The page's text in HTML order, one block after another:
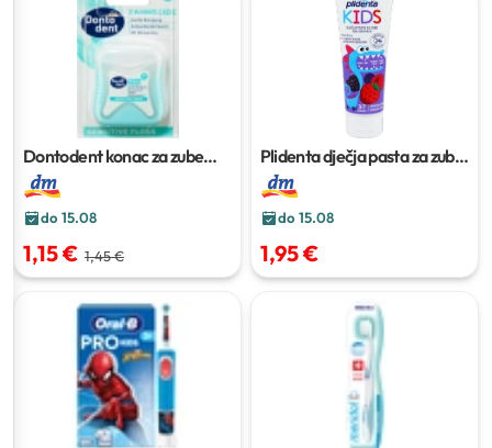
Dontodent konac za zube
Sensitive Floss
do 15.08
1,15 € 1,45 €
Plidenta dječja pasta za zube
šumsko voće
do 15.08
1,95 €